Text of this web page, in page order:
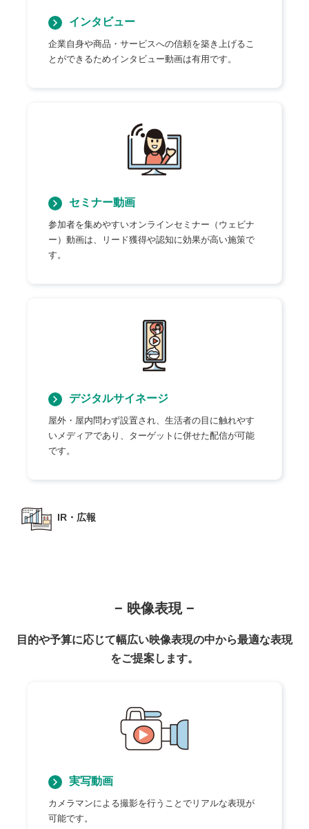
インタビュー
企業自身や商品・サービスへの信頼を築き上げるこ
とができるためインタビュー動画は有用です。
セミナー動画
参加者を集めやすいオンラインセミナー（ウェビナ
ー）動画は、リード獲得や認知に効果が高い施策で
す。
デジタルサイネージ
屋外・屋内問わず設置され、生活者の目に触れやす
いメディアであり、ターゲットに併せた配信が可能
です。
IR・広報
− 映像表現 −
目的や予算に応じて幅広い映像表現の中から最適な表現
をご提案します。
実写動画
カメラマンによる撮影を行うことでリアルな表現が
可能です。